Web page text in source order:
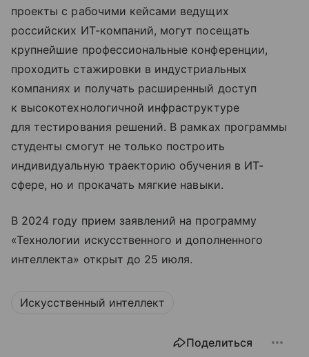
проекты с рабочими кейсами ведущих
российских ИТ-компаний, могут посещать
крупнейшие профессиональные конференции,
проходить стажировки в индустриальных
компаниях и получать расширенный доступ
к высокотехнологичной инфраструктуре
для тестирования решений. В рамках программы
студенты смогут не только построить
индивидуальную траекторию обучения в ИТ-
сфере, но и прокачать мягкие навыки.
В 2024 году прием заявлений на программу
«Технологии искусственного и дополненного
интеллекта» открыт до 25 июля.
Искусственный интеллект
Поделиться